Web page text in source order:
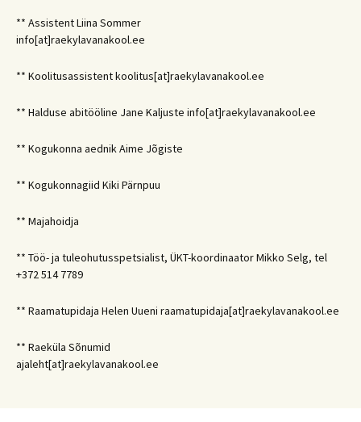
** Assistent Liina Sommer
info[at]raekylavanakool.ee
** Koolitusassistent koolitus[at]raekylavanakool.ee
** Halduse abitööline Jane Kaljuste info[at]raekylavanakool.ee
** Kogukonna aednik Aime Jõgiste
** Kogukonnagiid Kiki Pärnpuu
** Majahoidja
** Töö- ja tuleohutusspetsialist, ÜKT-koordinaator Mikko Selg, tel
+372 514 7789
** Raamatupidaja Helen Uueni raamatupidaja[at]raekylavanakool.ee
** Raeküla Sõnumid
ajaleht[at]raekylavanakool.ee